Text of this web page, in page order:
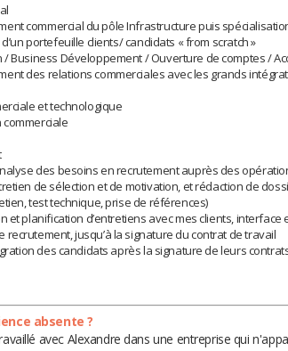
commercial du pôle Infrastructure puis
portefeuille clients/ candidats « from scratch »
/ Business Développement / Ouverture de comptes /
des relations commerciales avec les grands
et technologique
commerciale
des besoins en recrutement auprès des
de sélection et de motivation, et rédaction de
test technique, prise de références)
et planification d’entretiens avec mes clients,
recrutement, jusqu’à la signature du contrat de travail
des candidats après la signature de leurs
absente ?
avec Alexandre dans une entreprise qui